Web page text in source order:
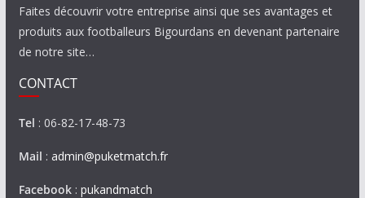
Faites découvrir votre entreprise ainsi que ses avantages et
produits aux footballeurs Bigourdans en devenant partenaire
de notre site…
CONTACT
Tel : 06-82-17-48-73
Mail : admin@puketmatch.fr
Facebook: pukandmatch